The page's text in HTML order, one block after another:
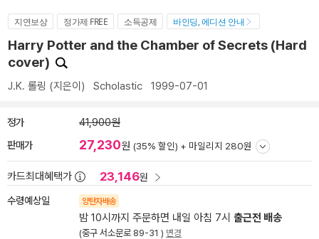
지연보상 정가제 FREE 소득공제 바인딩, 에디션 안내
Harry Potter and the Chamber of Secrets (Hard
cover)
J.K. 롤링 (지은이) Scholastic 1999-07-01
정가 41,900원
판매가 27,230원 (35% 할인) + 마일리지 280원
카드최대혜택가 23,146원
수령예상일 양탄자배송
밤 10시까지 주문하면 내일 아침 7시 출근전 배송
(중구 서소문로 89-31 ) 변경